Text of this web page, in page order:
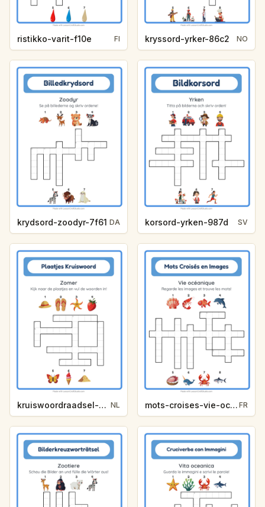
ristikko-varit-f10e FI kryssord-yrker-86c2 NO
krydsord-zoodyr-7f61 DA korsord-yrken-987d SV
kruiswoordraadsel-zomer-b024 NL mots-croises-vie-oceanique-8d75 FR